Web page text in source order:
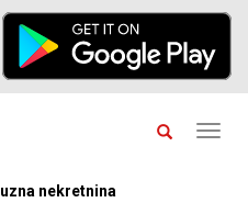
nekretnina